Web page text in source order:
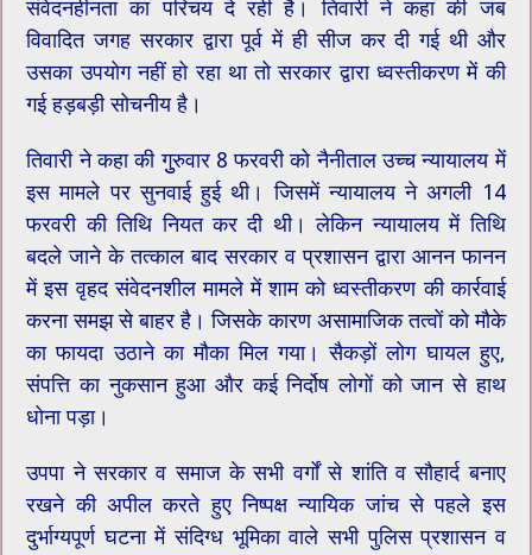
संवेदनहीनता का परिचय दे रही है। तिवारी ने कहा की जब
विवादित जगह सरकार द्वारा पूर्व में ही सीज कर दी गई थी और
उसका उपयोग नहीं हो रहा था तो सरकार द्वारा ध्वस्तीकरण में की
गई हड़बड़ी सोचनीय है।
तिवारी ने कहा की गुुरुवार 8 फरवरी को नैनीताल उच्च न्यायालय में
इस मामले पर सुनवाई हुई थी। जिसमें न्यायालय ने अगली 14
फरवरी की तिथि नियत कर दी थी। लेकिन न्यायालय में तिथि
बदले जाने के तत्काल बाद सरकार व प्रशासन द्वारा आनन फानन
में इस वृहद संवेदनशील मामले में शाम को ध्वस्तीकरण की कार्रवाई
करना समझ से बाहर है। जिसके कारण असामाजिक तत्वों को मौके
का फायदा उठाने का मौका मिल गया। सैकड़ों लोग घायल हुए,
संपत्ति का नुकसान हुआ और कई निर्दोष लोगों को जान से हाथ
धोना पड़ा।
उपपा ने सरकार व समाज के सभी वर्गों से शांति व सौहार्द बनाए
रखने की अपील करते हुए निष्पक्ष न्यायिक जांच से पहले इस
दुर्भाग्यपूर्ण घटना में संदिग्ध भूमिका वाले सभी पुलिस प्रशासन व